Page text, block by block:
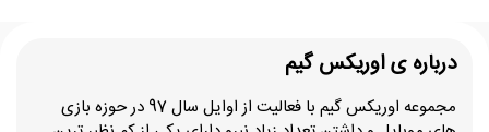
درباره ی اوریکس گیم
مجموعه اوریکس گیم با فعالیت از اوایل سال 97 در حوزه بازی